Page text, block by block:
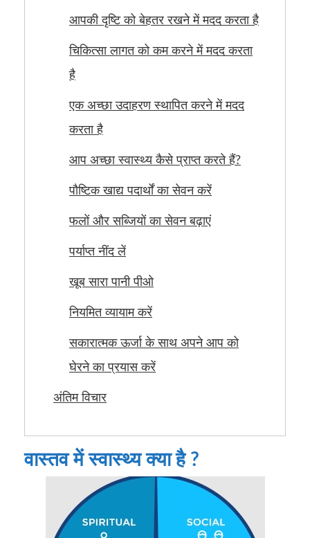
आपकी दृष्टि को बेहतर रखने में मदद करता है
चिकित्सा लागत को कम करने में मदद करता
है
एक अच्छा उदाहरण स्थापित करने में मदद
करता है
आप अच्छा स्वास्थ्य कैसे प्राप्त करते हैं?
पौष्टिक खाद्य पदार्थों का सेवन करें
फलों और सब्जियों का सेवन बढ़ाएं
पर्याप्त नींद लें
खूब सारा पानी पीओ
नियमित व्यायाम करें
सकारात्मक ऊर्जा के साथ अपने आप को
घेरने का प्रयास करें
अंतिम विचार
वास्तव में स्वास्थ्य क्या है ?